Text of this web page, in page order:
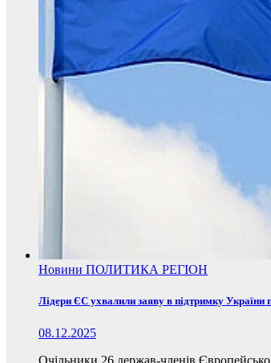
Новини ПОЛИТИКА РЕГІОН
Лідери ЄС ухвалили заяву в підтримку України
08.12.2025
Очільники 26 держав-членів